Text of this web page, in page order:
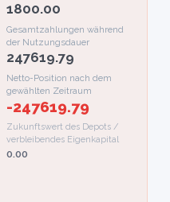
1800.00
Gesamtzahlungen während
der Nutzungsdauer
247619.79
Netto-Position nach dem
gewählten Zeitraum
-247619.79
Zukunftswert des Depots /
verbleibendes Eigenkapital
0.00